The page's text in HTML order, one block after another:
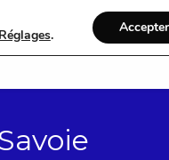
Catégories
Réglages. Accepter